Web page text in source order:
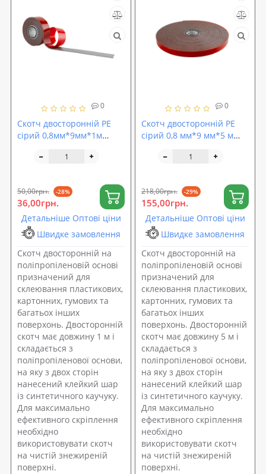
0
Скотч двосторонній PE
сірий 0,8мм*9мм*1м
50,00грн. -28%
36,00грн.
Детальніше Оптові ціни
Швидке замовлення
Скотч двосторонній на
поліпропіленовій основі
призначений для
склеювання пластикових,
картонних, гумових та
багатьох інших
поверхонь. Двосторонній
скотч має довжину 1 м і
складається з
поліпропіленової основи,
на яку з двох сторін
нанесений клейкий шар
із синтетичного каучуку.
Для максимально
ефективного скріплення
необхідно
використовувати скотч
на чистій знежиреній
поверхні.
0
Скотч двосторонній PE
сірий 0,8 мм*9 мм*5 м
218,00грн. -29%
155,00грн.
Детальніше Оптові ціни
Швидке замовлення
Скотч двосторонній на
поліпропіленовій основі
призначений для
склеювання пластикових,
картонних, гумових та
багатьох інших
поверхонь. Двосторонній
скотч має довжину 5 м і
складається з
поліпропіленової основи,
на яку з двох сторін
нанесений клейкий шар
із синтетичного каучуку.
Для максимально
ефективного скріплення
необхідно
використовувати скотч
на чистій знежиреній
поверхні.